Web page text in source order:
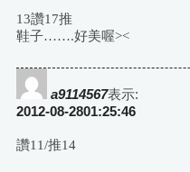
13讚17推
鞋子…….好美喔><
a9114567表示:
2012-08-2801:25:46
讚11/推14